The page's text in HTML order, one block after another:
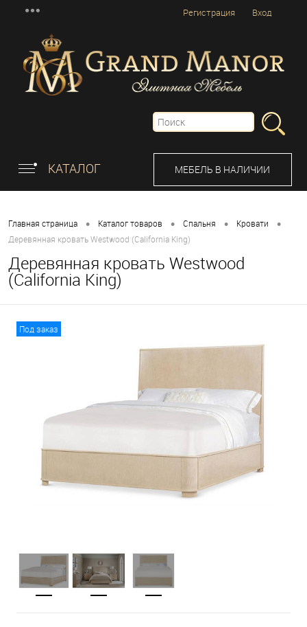
Вход
Регистрация
КАТАЛОГ МЕБЕЛЬ В НАЛИЧИИ
Главная страница • Каталог товаров • Спальня • Кровати •
Деревянная кровать Westwood (California King)
Деревянная кровать Westwood
(California King)
Под заказ